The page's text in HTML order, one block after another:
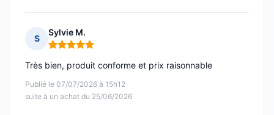
S
Sylvie M.
Note : 5 sur 5
Publié le 07/07/2026 à 15h12
suite à un achat du 25/06/2026
Très bien, produit conforme et prix raisonnable